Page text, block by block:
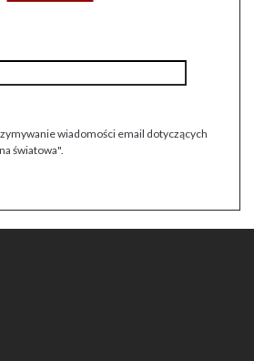
wiadomości email dotyczących
światowa".